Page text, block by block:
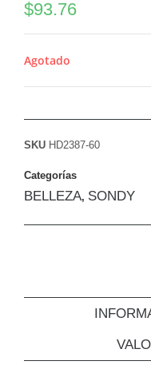
$93.76
Agotado
SKU HD2387-60
Categorías
BELLEZA, SONDY